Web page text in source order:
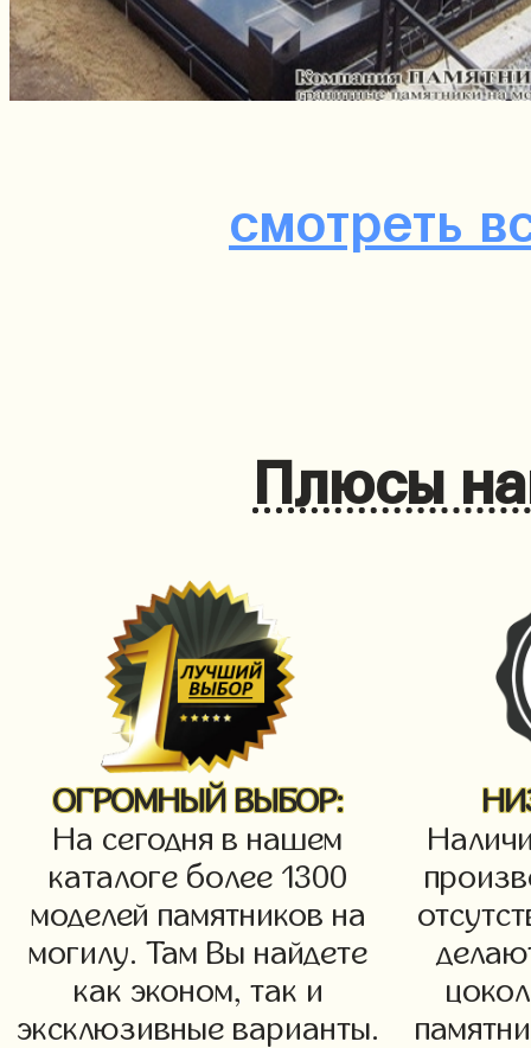
смотреть
Плюсы
ОГРОМНЫЙ ВЫБОР:
На сегодня в нашем
каталоге более 1300
моделей памятников на
могилу. Там Вы найдете
как эконом, так и
эксклюзивные варианты.